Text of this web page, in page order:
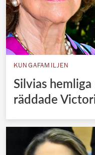
KUNGAFAMILJEN
Silvias
räddade